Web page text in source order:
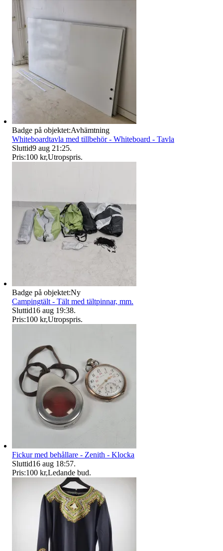
Badge på objektet:Avhämtning
Whiteboardtavla med tillbehör - Whiteboard - Tavla
Sluttid9 aug 21:25.
Pris:100 kr,Utropspris.
Badge på objektet:Ny
Campingtält - Tält med tältpinnar, mm.
Sluttid16 aug 19:38.
Pris:100 kr,Utropspris.
Fickur med behållare - Zenith - Klocka
Sluttid16 aug 18:57.
Pris:100 kr,Ledande bud.